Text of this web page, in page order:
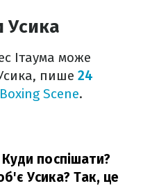
Усика
Ітаума може
пише 24
Boxing Scene.
поспішати?
Усика? Так, це